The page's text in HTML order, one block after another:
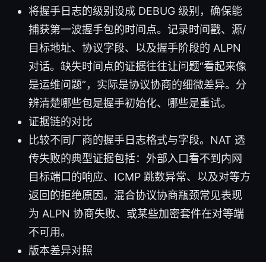
将握手日志的级别设成 DEBUG 级别，确保能
捕获第一波握手包的时间点。记录时间戳、源/
目标地址、协议字段、以及握手阶段的 ALPN
对话。缺失时间点的证据往往让问题“看起来像
是运维问题”，实际是协议协商的细微差异。分
辨清楚哪些包是握手初始化、哪些是重试。
证据链的对比
比较不同厂商的握手日志格式与字段。NAT 透
传失败的典型证据包括：外部入口看不到内网
目标端口的响应、ICMP 跳数异常、以及对等方
返回的拒绝原因。混合协议协商瓶颈常见表现
为 ALPN 协商失败、或某些加密套件在对等端
不可用。
版本差异对照